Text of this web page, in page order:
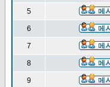
5
6
7
8
9